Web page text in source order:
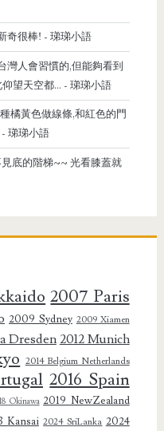
奇很棒! - 珶珶小語
灣人會習慣的,但能夠看到
望天空都... - 珶珶小語
橘黃色做線條,和紅色的門
- 珶珶小語
底的階梯~~ 光看膝蓋就
2007 Paris
2009 Sydney 2009 Xiamen
Dresden 2012 Munich
2014 Belgium Netherlands
2016 Spain
Okinawa 2019 NewZealand
Kansai 2024 SriLanka 2024